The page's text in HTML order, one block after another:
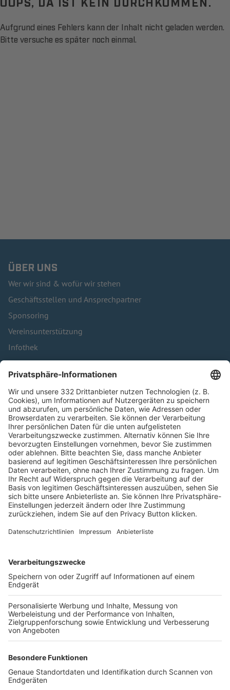
Aufgrund eines Fehlers kann der Inhalt nicht geladen werden.
Bitte versuche es später noch einmal.
ÜBER UNS
Wer wir sind & wofür wir stehen
Geschäftsstellen und Ansprechpartner
Sponsoring
Vereinsunterstützung
Infothek
Kontakt
HÄUFIG BESUCHTE SEITEN
Pässe und Vereinswechsel
Trainerausbildung
Schulungsangebot Vereinsmitarbeiter
BFV-Geschäftsstellen
Trainerbörse
Login SpielPlus
FOLGE DEM BFV
TOP-VEREINE
TOP-PARTNER